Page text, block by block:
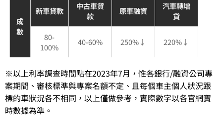
成
數
新車貸款
中古車貸
款
原車融資
汽車轉增
貸
80-
100%
40-60% 250%↓ 220%↓
※以上利率調查時間點在2023年7月，惟各銀行/融資公司專
案期間、審核標準與專案名額不定、且每個車主個人狀況跟
標的車狀況各不相同，以上僅做參考，實際數字以各官網實
時數據為準。